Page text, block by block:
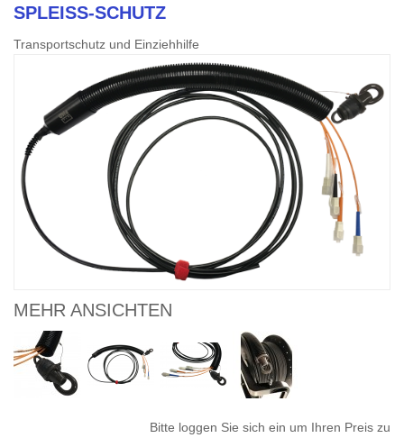
SPLEISS-SCHUTZ
Transportschutz und Einziehhilfe
MEHR ANSICHTEN
Bitte loggen Sie sich ein um Ihren Preis zu